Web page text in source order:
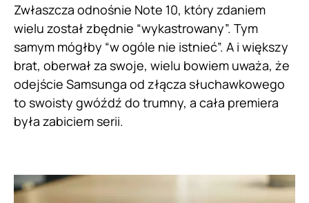
Zwłaszcza odnośnie Note 10, który zdaniem
wielu został zbędnie “wykastrowany”. Tym
samym mógłby “w ogóle nie istnieć”. A i większy
brat, oberwał za swoje, wielu bowiem uważa, że
odejście Samsunga od złącza słuchawkowego
to swoisty gwóźdź do trumny, a cała premiera
była zabiciem serii.